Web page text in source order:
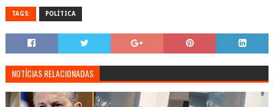
TAGS: POLÍTICA
NOTÍCIAS RELACIONADAS